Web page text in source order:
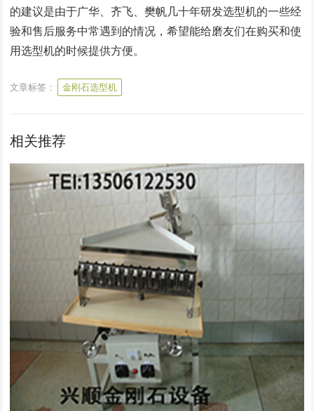
的建议是由于广华、齐飞、樊帆几十年研发选型机的一些经
验和售后服务中常遇到的情况，希望能给磨友们在购买和使
用选型机的时候提供方便。
文章标签： 金刚石选型机
相关推荐